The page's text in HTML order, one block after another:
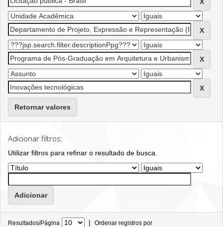
Retornar valores
Adicionar filtros:
Utilizar filtros para refinar o resultado de busca.
Resultados/Página | Ordenar registros por